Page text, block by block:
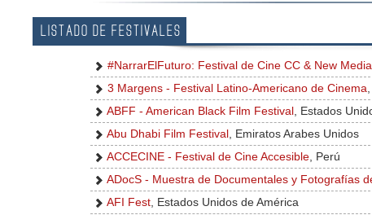
LISTADO DE FESTIVALES
#NarrarElFuturo: Festival de Cine CC & New
3 Margens - Festival Latino-Americano de Cinema
ABFF - American Black Film Festival
, Estados
Abu Dhabi Film Festival
, Emiratos Arabes Unidos
ACCECINE - Festival de Cine Accesible , Perú
ADocS - Muestra de Documentales y Fotografías
AFI Fest , Estados Unidos de América